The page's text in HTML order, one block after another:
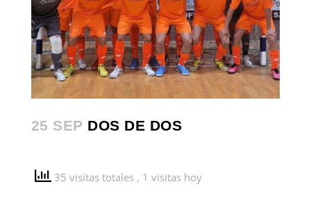
25 SEP DOS DE DOS
35 visitas totales , 1 visitas hoy